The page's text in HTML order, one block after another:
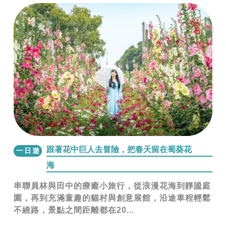
一日遊
跟著花中巨人去冒險，把春天留在蜀葵花
海
串聯員林與田中的療癒小旅行，從浪漫花海到靜謐庭
園，再到充滿童趣的貓村與創意展館，沿途車程輕鬆
不繞路，景點之間距離都在20...